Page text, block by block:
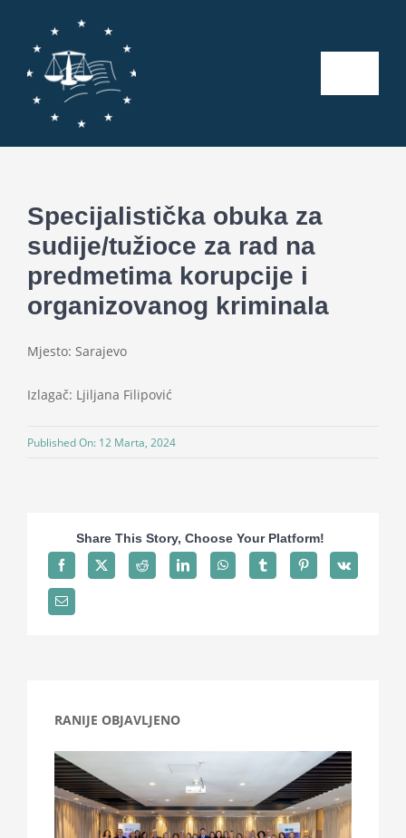
Toggle
Kalendar aktivnosti
Seminari
Kontakt
Search
Specijalistička obuka za
sudije/tužioce za rad na
predmetima korupcije i
organizovanog kriminala
Mjesto: Sarajevo
Izlagač: Ljiljana Filipović
Published On: 12 Marta, 2024
Share This Story, Choose Your Platform!
RANIJE OBJAVLJENO